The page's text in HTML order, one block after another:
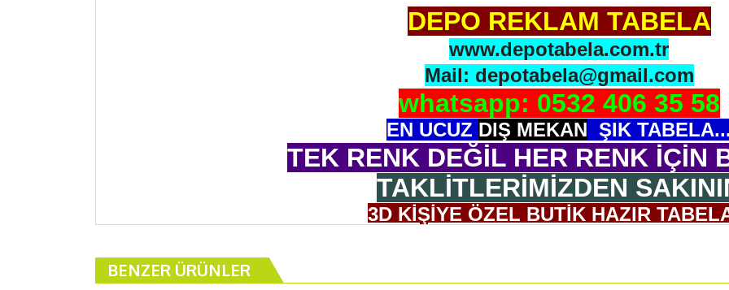
DEPO REKLAM TABELA
www.depotabela.com.tr
Mail: depotabela@gmail.com
whatsapp: 0532 406 35 58
EN UCUZ DIŞ MEKAN ŞIK TABELA...
TEK RENK DEĞİL HER RENK İÇİN
TAKLİTLERİMİZDEN
3D KİŞİYE ÖZEL BUTİK HAZIR
KURULUMU ÇOK BASİTTİR. 5 CM KALINLIĞI VARDIR,
BENZER ÜRÜNLER